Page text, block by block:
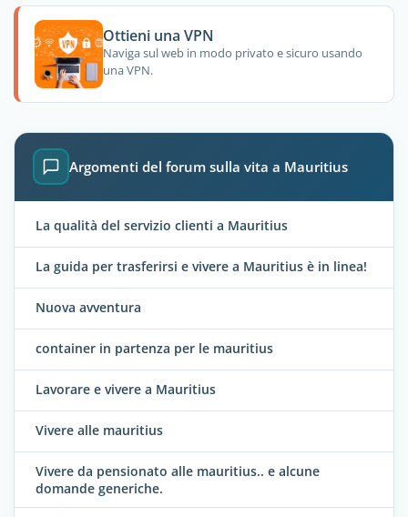
Ottieni una VPN
Naviga sul web in modo privato e sicuro usando
una VPN.
Argomenti del forum sulla vita a Mauritius
La qualità del servizio clienti a Mauritius
La guida per trasferirsi e vivere a Mauritius è in linea!
Nuova avventura
container in partenza per le mauritius
Lavorare e vivere a Mauritius
Vivere alle mauritius
Vivere da pensionato alle mauritius.. e alcune
domande generiche.